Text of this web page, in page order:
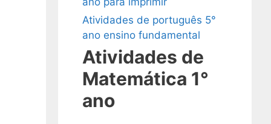
Atividades de português 5°
ano ensino fundamental
Atividades de
Matemática 1°
ano